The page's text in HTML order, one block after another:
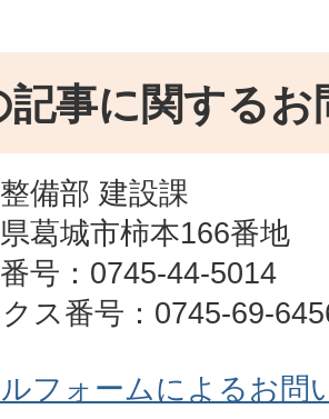
記事に関するお
備部 建設課
葛城市柿本166番地
号：0745-44-5014
ス番号：0745-69-
フォームによるお問